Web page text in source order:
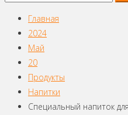
Главная
2024
Май
20
Продукты
Напитки
Специальный напиток